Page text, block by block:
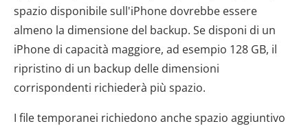
spazio disponibile sull'iPhone dovrebbe essere
almeno la dimensione del backup. Se disponi di un
iPhone di capacità maggiore, ad esempio 128 GB, il
ripristino di un backup delle dimensioni
corrispondenti richiederà più spazio.
I file temporanei richiedono anche spazio aggiuntivo